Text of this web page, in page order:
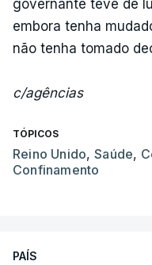
governante teve de
embora tenha
não tenha tomado
c/agências
TÓPICOS
Reino Unido,Saúde,
Confinamento
PAÍS